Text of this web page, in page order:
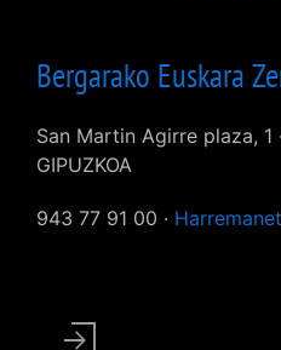
Bergarako Euskara
San Martin Agirre plaza, 1
GIPUZKOA
943 77 91 00 ·
User